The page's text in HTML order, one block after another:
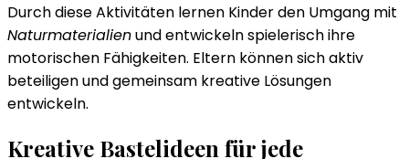
Durch diese Aktivitäten lernen Kinder den Umgang mit
Naturmaterialienund entwickeln spielerisch ihre
motorischen Fähigkeiten. Eltern können sich aktiv
beteiligen und gemeinsam kreative Lösungen
entwickeln.
Kreative Bastelideen für jede